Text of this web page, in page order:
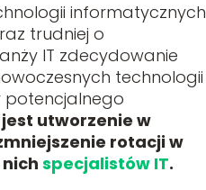
informatycznych
trudniej o
IT zdecydowanie
technologii
potencjalnego
utworzenie w
rotacji w
specjalistów IT.